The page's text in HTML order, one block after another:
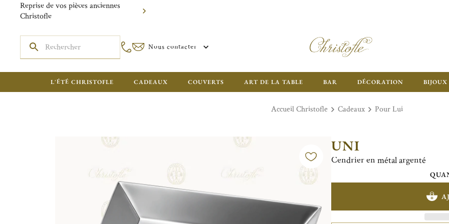
Reprise de vos pièces anciennes
Christofle
Nous contacter
L'ÉTÉ CHRISTOFLE CADEAUX COUVERTS ART DE LA TABLE BAR DÉCORATION BIJOUX
Accueil Christofle Cadeaux Pour Lui
UNI
Cendrier en métal argenté